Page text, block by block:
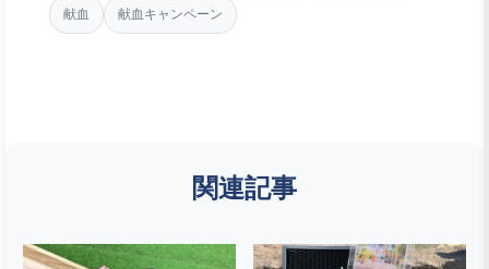
献血 献血キャンペーン
関連記事